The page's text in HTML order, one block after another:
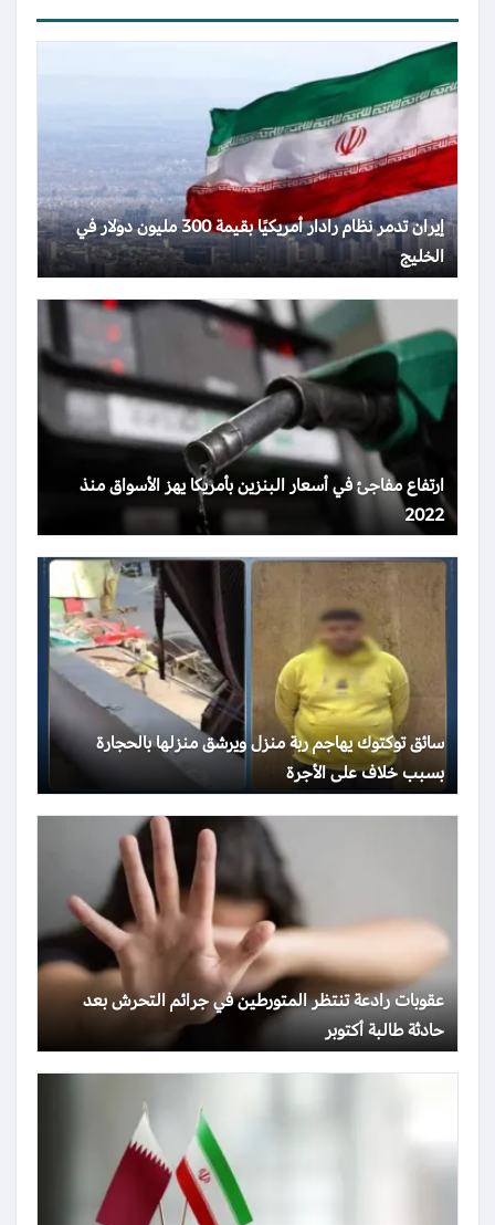
إيران تدمر نظام رادار أمريكيًا بقيمة 300 مليون دولار في
الخليج
ارتفاع مفاجئ في أسعار البنزين بأمريكا يهز الأسواق منذ
2022
سائق توكتوك يهاجم ربة منزل ويرشق منزلها بالحجارة
بسبب خلاف على الأجرة
عقوبات رادعة تنتظر المتورطين في جرائم التحرش بعد
حادثة طالبة أكتوبر